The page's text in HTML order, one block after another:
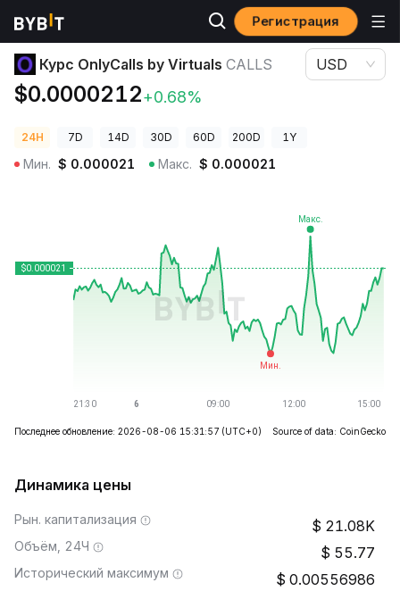
Регистрация
Цены криптовалют Курс OnlyCalls by Virtuals CALLS
Курс OnlyCalls by Virtuals CALLS
$0.0000212+0.68%
USD
24H 7D 14D 30D 60D 200D 1Y
Мин. $ 0.000021 Макс. $ 0.000021
Последнее обновление: 2026-08-06 15:31:57 (UTC+0) Source of data: CoinGecko
Динамика цены
Рын. капитализация 21.08K
Объём, 24Ч 55.77
Исторический максимум 0.00556986